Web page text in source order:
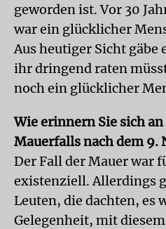
geworden ist. Vor 30
war ein glücklicher
Aus heutiger Sicht gäbe
ihr dringend raten
noch ein glücklicher
Wie erinnern Sie sich
Mauerfalls nach dem 9.
Der Fall der Mauer war
existenziell. Allerdings
Leuten, die dachten, es
Gelegenheit, mit